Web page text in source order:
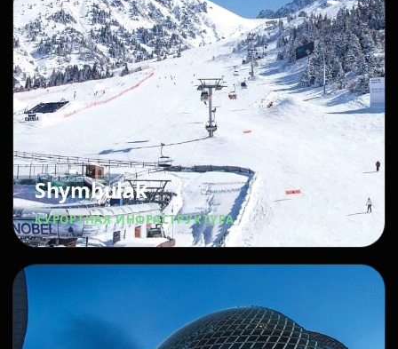
Shymbulak
КУРОРТНАЯ ИНФРАСТРУКТУРА